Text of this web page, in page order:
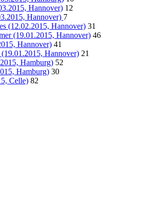
Hannover) 12
Hannover) 7
(12.02.2015, Hannover) 31
(19.01.2015, Hannover) 46
Hannover) 41
Hannover) 21
Hamburg) 52
Hamburg) 30
Celle) 82